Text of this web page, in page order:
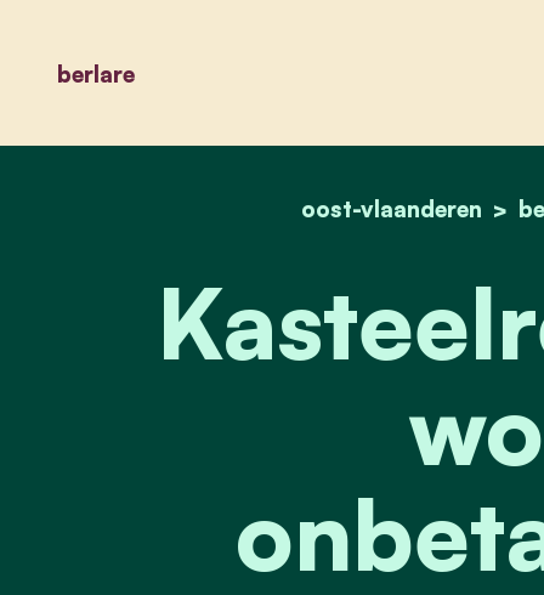
berlare
oost-vlaanderen